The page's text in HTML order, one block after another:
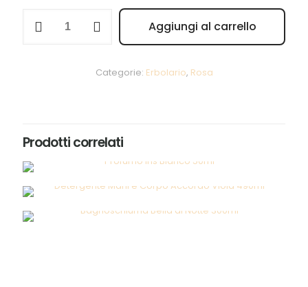
Rosa
Aggiungi al carrello
Alternative:
Categorie: Erbolario, Rosa
Prodotti correlati